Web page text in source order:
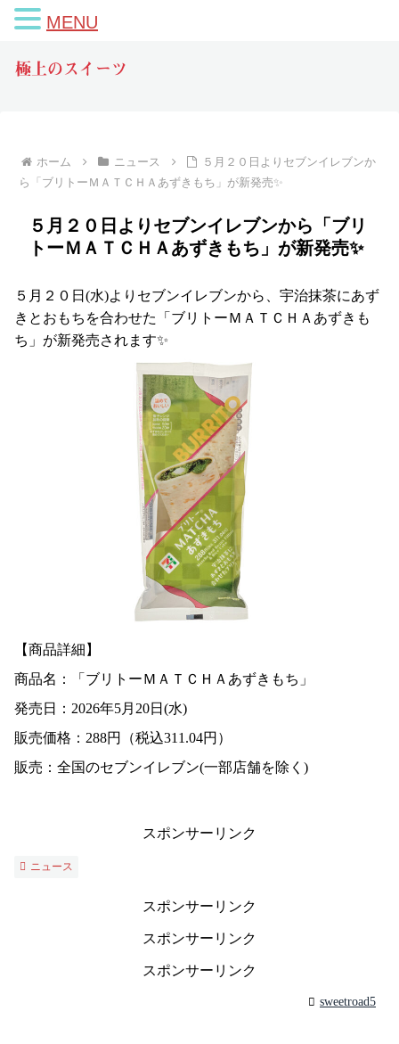
極上のスイーツ
ホーム ニュース
５月２０日よりセブンイレブンか
ら「ブリトーＭＡＴＣＨＡあずきもち」が新発売✨
５月２０日よりセブンイレブンから「ブリ
トーＭＡＴＣＨＡあずきもち」が新発売✨
５月２０日(水)よりセブンイレブンから、宇治抹茶にあず
きとおもちを合わせた「ブリトーＭＡＴＣＨＡあずきも
ち」が新発売されます✨
【商品詳細】
商品名：「ブリトーＭＡＴＣＨＡあずきもち」
発売日：2026年5月20日(水)
販売価格：288円（税込311.04円）
販売：全国のセブンイレブン(一部店舗を除く)
スポンサーリンク
ニュース
スポンサーリンク
スポンサーリンク
スポンサーリンク
sweetroad5
MENU